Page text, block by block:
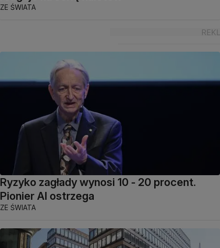
ZE ŚWIATA
Ryzyko zagłady wynosi 10 - 20 procent.
Pionier AI ostrzega
ZE ŚWIATA